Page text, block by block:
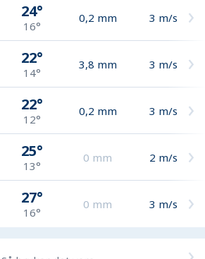
24°
16°
0,2 mm 3 m/s
22°
14°
3,8 mm 3 m/s
22°
12°
0,2 mm 3 m/s
25°
13°
0 mm 2 m/s
27°
16°
0 mm 3 m/s